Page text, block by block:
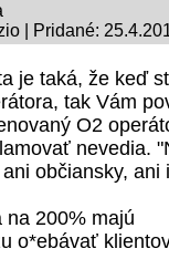
| Pridané:
je taká, že keď
tak Vám
O2
nevedia.
občiansky,
na 200% majú
o*ebávať